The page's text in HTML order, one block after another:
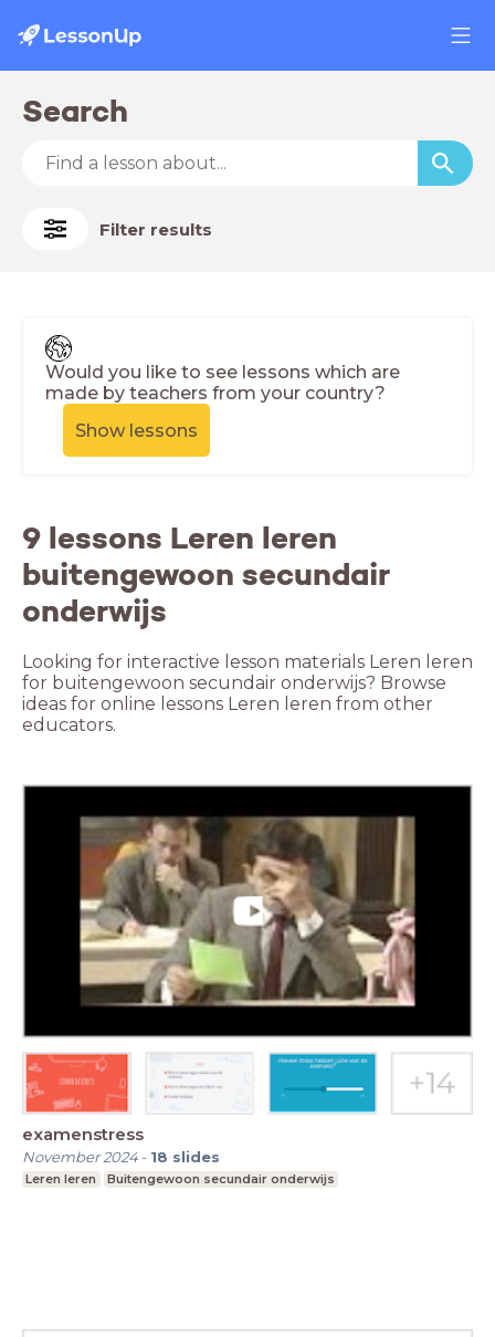
Search
Filter results
Would you like to see lessons which are
made by teachers from your country?
Show lessons
9 lessons Leren leren
buitengewoon secundair
onderwijs
Looking for interactive lesson materials Leren leren
for buitengewoon secundair onderwijs? Browse
ideas for online lessons Leren leren from other
educators.
examenstress
November 2024- 18 slides
Leren leren Buitengewoon secundair onderwijs